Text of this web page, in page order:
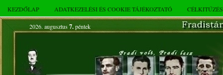
KEZDŐLAP ADATKEZELÉSI ÉS COOKIE TÁJÉKOZTATÓ
2026. augusztus 7.péntek